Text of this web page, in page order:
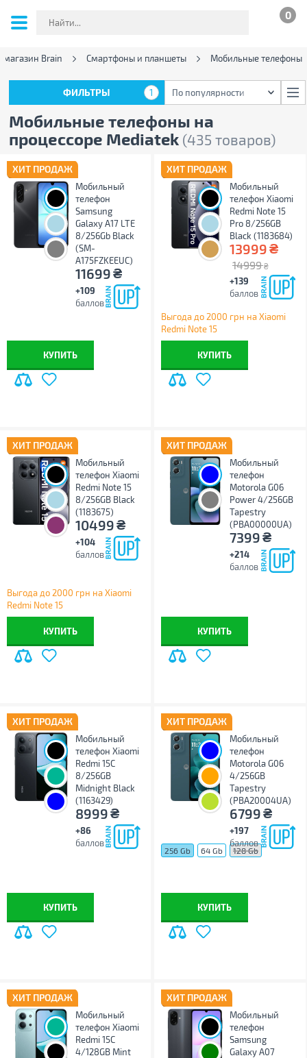
0
магазин Brain Смартфоны и планшеты Мобильные телефоны
Мобильные телефоны на
процессоре Mediatek (435 товаров)
ФИЛЬТРЫ 1 По популярности
ХИТ ПРОДАЖ
Мобильный
телефон
Samsung
Galaxy A17 LTE
8/256Gb Black
(SM-
A175FZKEEUC)
11699₴
+109
баллов
КУПИТЬ
ХИТ ПРОДАЖ
Мобильный
телефон Xiaomi
Redmi Note 15
Pro 8/256GB
Black (1183684)
13999₴
14999 ₴
+139
баллов
Выгода до 2000 грн на Xiaomi
Redmi Note 15
КУПИТЬ
ХИТ ПРОДАЖ
Мобильный
телефон Xiaomi
Redmi Note 15
8/256GB Black
(1183675)
10499₴
+104
баллов
Выгода до 2000 грн на Xiaomi
Redmi Note 15
КУПИТЬ
ХИТ ПРОДАЖ
Мобильный
телефон
Motorola G06
Power 4/256GB
Tapestry
(PBA00000UA)
7399₴
+214
баллов
КУПИТЬ
ХИТ ПРОДАЖ
Мобильный
телефон Xiaomi
Redmi 15C
8/256GB
Midnight Black
(1163429)
8999₴
+86
баллов
КУПИТЬ
ХИТ ПРОДАЖ
Мобильный
телефон
Motorola G06
4/256GB
Tapestry
(PBA20004UA)
6799₴
+197
баллов
256 Gb 64 Gb 128 Gb
КУПИТЬ
ХИТ ПРОДАЖ
Мобильный
телефон Xiaomi
Redmi 15C
4/128GB Mint
ХИТ ПРОДАЖ
Мобильный
телефон
Samsung
Galaxy A07
ФИЛЬТРЫ 1 По популярности